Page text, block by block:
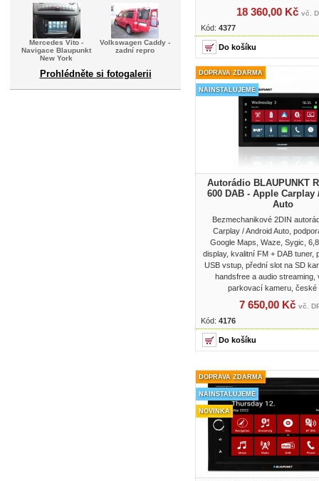
Mercedes Vito -
Navigace Blaupunkt
New York
Volkswagen Caddy -
zadní repro
Prohlédněte si fotogalerii
18 360,00 Kč vč.
Kód: 4377
DOPRAVA ZDARMA
NAINSTALUJEME
Autorádio BLAUPUNKT
600 DAB - Apple
Auto
Bezmechanikové 2DIN
Carplay / Android Auto,
Google Maps, Waze, Sygic,
display, kvalitní FM + DAB tuner,
USB vstup, přední slot na SD
handsfree a audio streaming,
parkovací kameru, české
7 650,00 Kč vč.
Kód: 4176
DOPRAVA ZDARMA
NAINSTALUJEME
NOVINKA